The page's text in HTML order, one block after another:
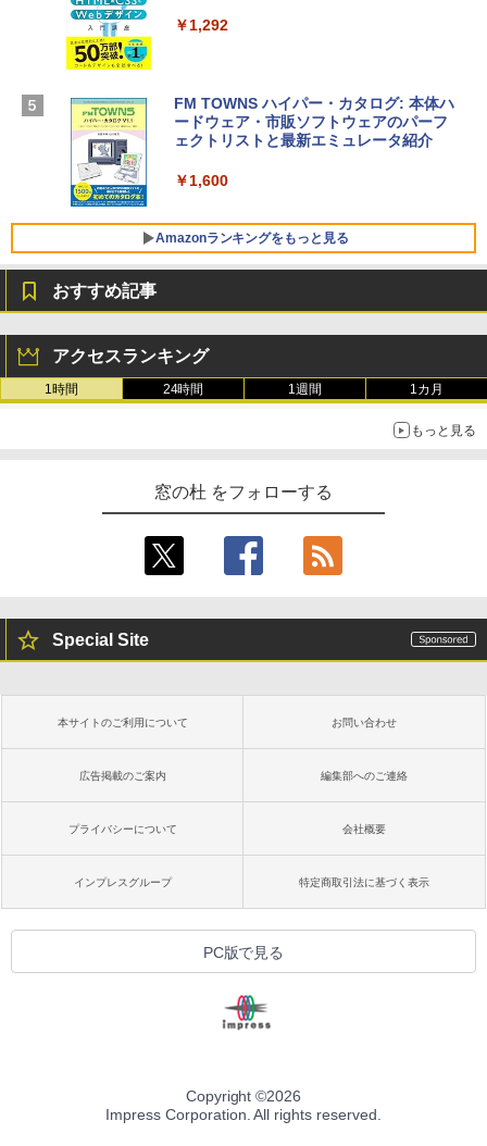
SSD インテル Core 5
￥129,800
ersonal/Copilotキー搭載/Win 11/15.6型/
Core i5/16GB/SSD 512GB/ホワイト) FM
VWK3E15W_AZ
ラインコード版
Windows版 | Minecraft (マインクラフ
ト): Java & Bedrock Edition | オンライ
￥1,292
FM TOWNS ハイパー・カタログ: 本体ハ
ードウェア・市販ソフトウェアのパーフ
ェクトリストと最新エミュレータ紹介
￥1,600
Amazonランキングをもっと見る
ンチディスプレイ、色調調節ライト、12
週間持続バッテリー、広告なし、ブラッ
ク
Amazon Kindle - 目に優しい、かさばら
ない、大きな画面で読みやすい、6週間持
書籍リーダー、マッチャ、16GB、広告な
Kindle Paperwhite シグニチャーエディ
るさ自動調整、色調調節ライト、12週間
持続バッテリー、広告なし、メタリック
Amazon Kindle Colorsoft | 16GBストレ
ージ、防水、7インチカラーディスプレ
イ、色調調節ライト、最大8週間持続バッ
テリー、広告無し、ブラック (2025年発
売)
￥31,980
New Amazon Kindle Scribe Colorsoft |
11インチカラーディスプレイ、64GBスト
き、グラファイト
￥115,980
おすすめ記事
アクセスランキング
1時間 24時間 1週間 1カ月
もっと見る
窓の杜 をフォローする
Special Site
本サイトのご利用について お問い合わせ
広告掲載のご案内 編集部へのご連絡
プライバシーについて 会社概要
インプレスグループ 特定商取引法に基づく表示
PC版で見る
Copyright ©2026
Impress Corporation. All rights reserved.